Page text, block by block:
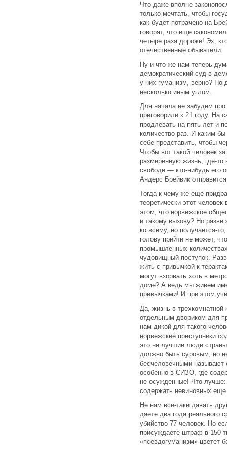
Что даже вполне
только мечтать, чтобы
как будет потрачено на
говорят, что еще
четыре раза дороже! Эх,
отечественные обыватели.
Ну и что же нам теперь
демократический суд в
у них гуманизм, верно? Но
несколько иным углом.
Для начала не забудем
приговорили к 21 году. На
продлевать на пять лет и
количество раз. И каким
себе представить, чтобы
Чтобы вот такой человек
размеренную жизнь, где-
свободе — кто-нибудь его
Андерс Брейвик
Тогда к чему же еще
теоретически этот
этом, что норвежское
и такому вызову? Но разве
ко всему, но получается-
голову прийти не может,
промышленных
чудовищный поступок.
жить с привычкой к
могут взорвать хоть в
доме? А ведь мы живем
привычками! И при этом
Да, жизнь в
отдельным двориком для
нам дикой для такого
норвежские преступники
это не лучшие люди
должно быть суровым, но
бесчеловечными
особенно в СИЗО, где
не осужденные! Что лучше:
содержать невиновных
Не нам все-таки давать
даете два года реального
убийство 77 человек. Но
присуждаете штраф в 150
«псевдогуманизм» цветет